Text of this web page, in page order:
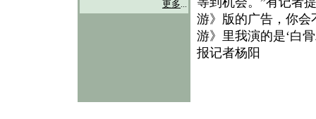
更多...
游》版的广告，你会
游》里我演的是‘白
报记者杨阳